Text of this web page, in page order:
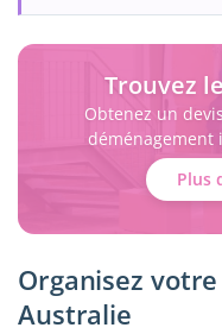
Trouvez
Obtenez un
Plus
Organisez
Australie